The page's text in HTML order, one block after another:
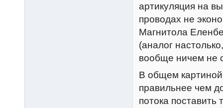
артикуляция на
проводах не
Магнитола
(аналог
вообще ничем не
В общем картиной
правильнее чем
потока поставить